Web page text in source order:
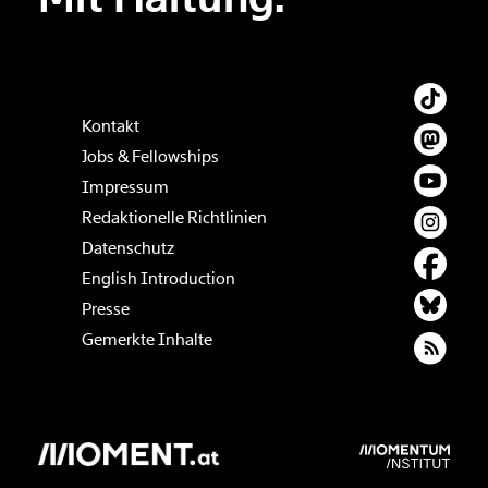
Kontakt
Jobs & Fellowships
Impressum
Redaktionelle Richtlinien
Datenschutz
English Introduction
Presse
Gemerkte Inhalte